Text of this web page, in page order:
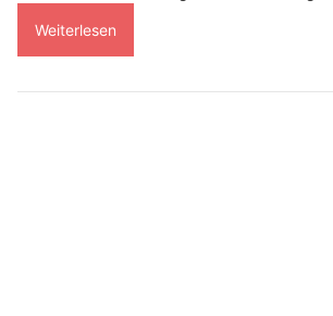
Weiterlesen